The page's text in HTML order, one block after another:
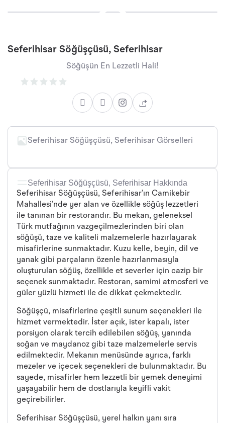
Seferihisar Söğüşçüsü, Seferihisar
Söğüşün En Lezzetli Hali!
Seferihisar Söğüşçüsü, Seferihisar Görselleri
Seferihisar Söğüşçüsü, Seferihisar Hakkında
Seferihisar Söğüşçüsü, Seferihisar’ın Camikebir
Mahallesi’nde yer alan ve özellikle söğüş lezzetleri
ile tanınan bir restorandır. Bu mekan, geleneksel
Türk mutfağının vazgeçilmezlerinden biri olan
söğüşü, taze ve kaliteli malzemelerle hazırlayarak
misafirlerine sunmaktadır. Kuzu kelle, beyin, dil ve
yanak gibi parçaların özenle hazırlanmasıyla
oluşturulan söğüş, özellikle et severler için cazip bir
seçenek sunmaktadır. Restoran, samimi atmosferi ve
güler yüzlü hizmeti ile de dikkat çekmektedir.
Söğüşçü, misafirlerine çeşitli sunum seçenekleri ile
hizmet vermektedir. İster açık, ister kapalı, ister
porsiyon olarak tercih edilebilen söğüş, yanında
soğan ve maydanoz gibi taze malzemelerle servis
edilmektedir. Mekanın menüsünde ayrıca, farklı
mezeler ve içecek seçenekleri de bulunmaktadır. Bu
sayede, misafirler hem lezzetli bir yemek deneyimi
yaşayabilir hem de dostlarıyla keyifli vakit
geçirebilirler.
Seferihisar Söğüşçüsü, yerel halkın yanı sıra